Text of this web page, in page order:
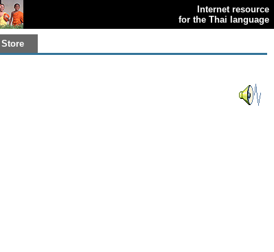
Internet resource
for the Thai language
Store